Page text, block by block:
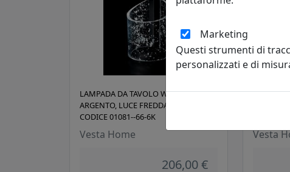
LAMPADA DA TAVOLO WAVE FOGLIA
ARGENTO, LUCE FREDDA 6000K,
CODICE 01081--66-6K
Vesta Home
206,00 €
LAMPADA
Vesta
Marketing
Questi strumenti di
personalizzati e di